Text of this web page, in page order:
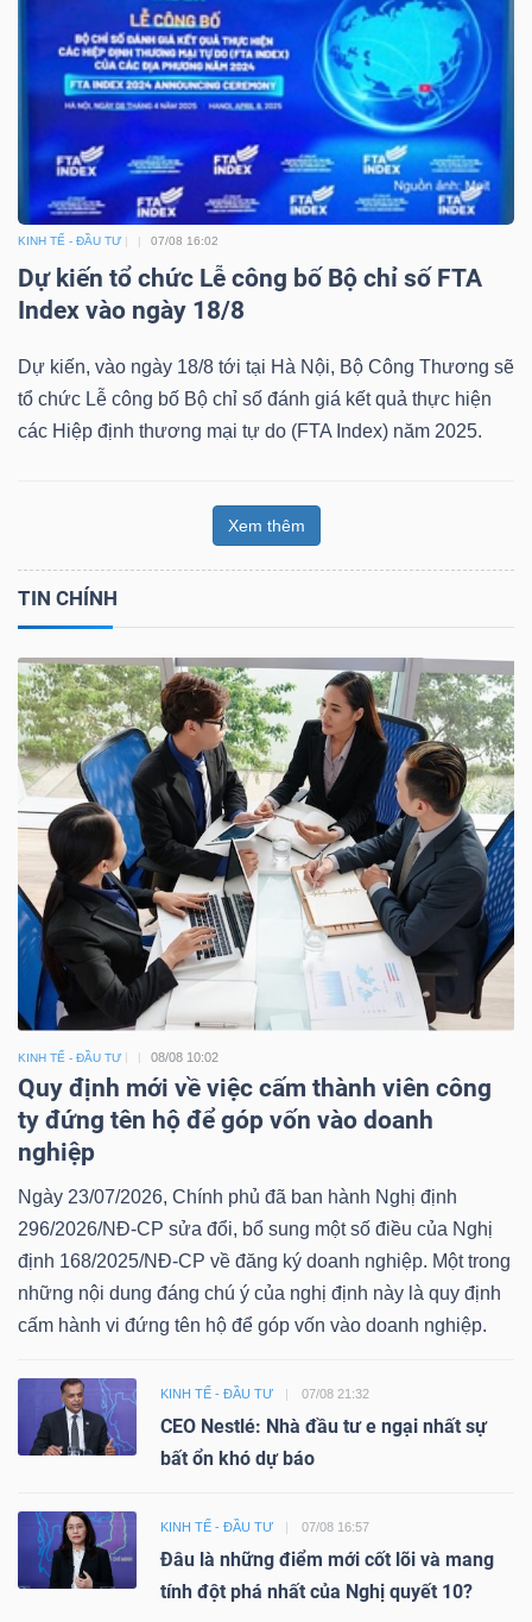
KINH TẾ - ĐẦU TƯ 07/08 16:02
Dự kiến tổ chức Lễ công bố Bộ chỉ số FTA
Index vào ngày 18/8
Dự kiến, vào ngày 18/8 tới tại Hà Nội, Bộ Công Thương sẽ
tổ chức Lễ công bố Bộ chỉ số đánh giá kết quả thực hiện
các Hiệp định thương mại tự do (FTA Index) năm 2025.
Xem thêm
TIN CHÍNH
KINH TẾ - ĐẦU TƯ 08/08 10:02
Quy định mới về việc cấm thành viên công
ty đứng tên hộ để góp vốn vào doanh
nghiệp
Ngày 23/07/2026, Chính phủ đã ban hành Nghị định
296/2026/NĐ-CP sửa đổi, bổ sung một số điều của Nghị
định 168/2025/NĐ-CP về đăng ký doanh nghiệp. Một trong
những nội dung đáng chú ý của nghị định này là quy định
cấm hành vi đứng tên hộ để góp vốn vào doanh nghiệp.
KINH TẾ - ĐẦU TƯ 07/08 21:32
CEO Nestlé: Nhà đầu tư e ngại nhất sự
bất ổn khó dự báo
KINH TẾ - ĐẦU TƯ 07/08 16:57
Đâu là những điểm mới cốt lõi và mang
tính đột phá nhất của Nghị quyết 10?